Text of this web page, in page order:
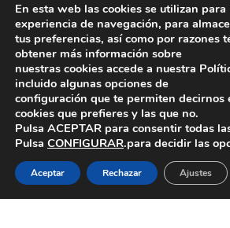
Memorias
Plenos
Comisiones del Consejo
Contacto
POLÍTICA DE PRIVACIDAD Y AVISO
Archivos
En esta web las cookies se utilizan
experiencia de navegación, para
tus preferencias, así como por razones
obtener más información sobre
nuestras cookies accede a nuestra
incluido algunas opciones de
configuración que te permiten decirnos
cookies que prefieres y las que no.
Pulsa ACEPTAR para consentir todas
Pulsa CONFIGURAR.para decidir las
Aceptar Rechazar Ajustes